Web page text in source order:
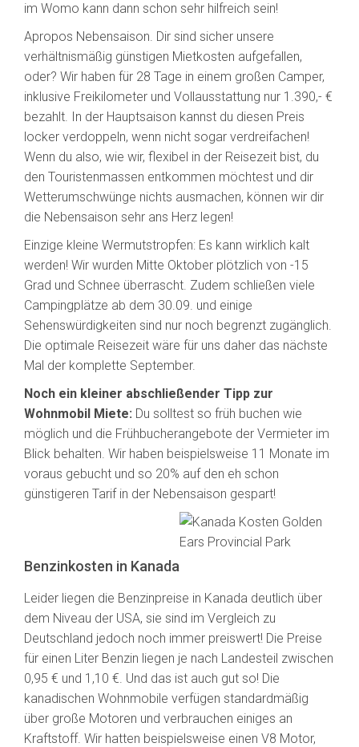
im Womo kann dann schon sehr hilfreich sein!
Apropos Nebensaison. Dir sind sicher unsere
verhältnismäßig günstigen Mietkosten aufgefallen,
oder? Wir haben für 28 Tage in einem großen Camper,
inklusive Freikilometer und Vollausstattung nur 1.390,- €
bezahlt. In der Hauptsaison kannst du diesen Preis
locker verdoppeln, wenn nicht sogar verdreifachen!
Wenn du also, wie wir, flexibel in der Reisezeit bist, du
den Touristenmassen entkommen möchtest und dir
Wetterumschwünge nichts ausmachen, können wir dir
die Nebensaison sehr ans Herz legen!
Einzige kleine Wermutstropfen: Es kann wirklich kalt
werden! Wir wurden Mitte Oktober plötzlich von -15
Grad und Schnee überrascht. Zudem schließen viele
Campingplätze ab dem 30.09. und einige
Sehenswürdigkeiten sind nur noch begrenzt zugänglich.
Die optimale Reisezeit wäre für uns daher das nächste
Mal der komplette September.
Noch ein kleiner abschließender Tipp zur
Wohnmobil Miete: Du solltest so früh buchen wie
möglich und die Frühbucherangebote der Vermieter im
Blick behalten. Wir haben beispielsweise 11 Monate im
voraus gebucht und so 20% auf den eh schon
günstigeren Tarif in der Nebensaison gespart!
Benzinkosten in Kanada
Leider liegen die Benzinpreise in Kanada deutlich über
dem Niveau der USA, sie sind im Vergleich zu
Deutschland jedoch noch immer preiswert! Die Preise
für einen Liter Benzin liegen je nach Landesteil zwischen
0,95 € und 1,10 €. Und das ist auch gut so! Die
kanadischen Wohnmobile verfügen standardmäßig
über große Motoren und verbrauchen einiges an
Kraftstoff. Wir hatten beispielsweise einen V8 Motor,